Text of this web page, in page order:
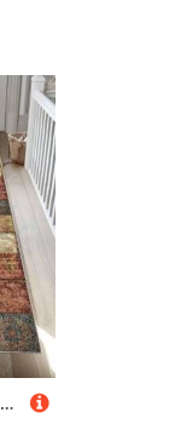
Poaegle Boho Teppich Läufer Flur Lang rutschfest Waschbar Vintage Kücheläufer Teppich Läufer 80x200cm Dauerhaft Läuferteppich Flurläufer Korridor Meterware